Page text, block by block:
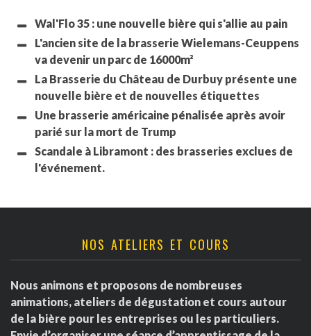
Wal'Flo 35 : une nouvelle bière qui s'allie au pain
L'ancien site de la brasserie Wielemans-Ceuppens
va devenir un parc de 16000m²
La Brasserie du Château de Durbuy présente une
nouvelle bière et de nouvelles étiquettes
Une brasserie américaine pénalisée après avoir
parié sur la mort de Trump
Scandale à Libramont : des brasseries exclues de
l'événement.
NOS ATELIERS ET COURS
Nous animons et proposons de nombreuses
animations, ateliers de dégustation et cours autour
de la bière pour les entreprises ou les particuliers.